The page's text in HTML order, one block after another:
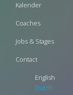
Kalender
Coaches
Jobs & Stages
Contact
English
Dutch